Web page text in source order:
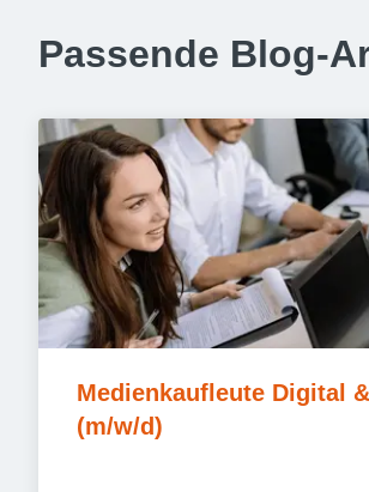
Passende Blog-
Medienkaufleute Digital
(m/w/d)